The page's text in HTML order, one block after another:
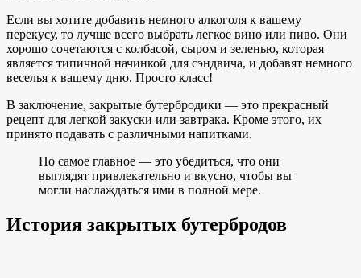
Если вы хотите добавить немного алкоголя к вашему
перекусу, то лучше всего выбрать легкое вино или пиво. Они
хорошо сочетаются с колбасой, сыром и зеленью, которая
является типичной начинкой для сэндвича, и добавят немного
веселья к вашему дню. Просто класс!
В заключение, закрытые бутербродики — это прекрасный
рецепт для легкой закуски или завтрака. Кроме этого, их
принято подавать с различными напитками.
Но самое главное — это убедиться, что они
выглядят привлекательно и вкусно, чтобы вы
могли наслаждаться ими в полной мере.
История закрытых бутербродов